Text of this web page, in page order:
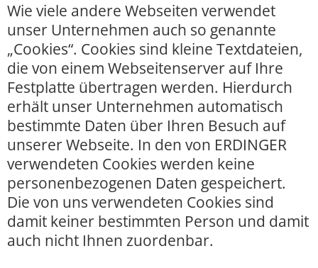
Wie viele andere Webseiten verwendet
unser Unternehmen auch so genannte
„Cookies“. Cookies sind kleine Textdateien,
die von einem Webseitenserver auf Ihre
Festplatte übertragen werden. Hierdurch
erhält unser Unternehmen automatisch
bestimmte Daten über Ihren Besuch auf
unserer Webseite. In den von ERDINGER
verwendeten Cookies werden keine
personenbezogenen Daten gespeichert.
Die von uns verwendeten Cookies sind
damit keiner bestimmten Person und damit
auch nicht Ihnen zuordenbar.